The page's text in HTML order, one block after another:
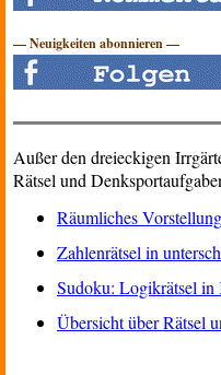
— Neuigkeiten abonnieren —
Außer den dreieckigen
Rätsel und
Räumliches
Zahlenrätsel in
Sudoku: Logikrätsel in
Übersicht über Rätsel